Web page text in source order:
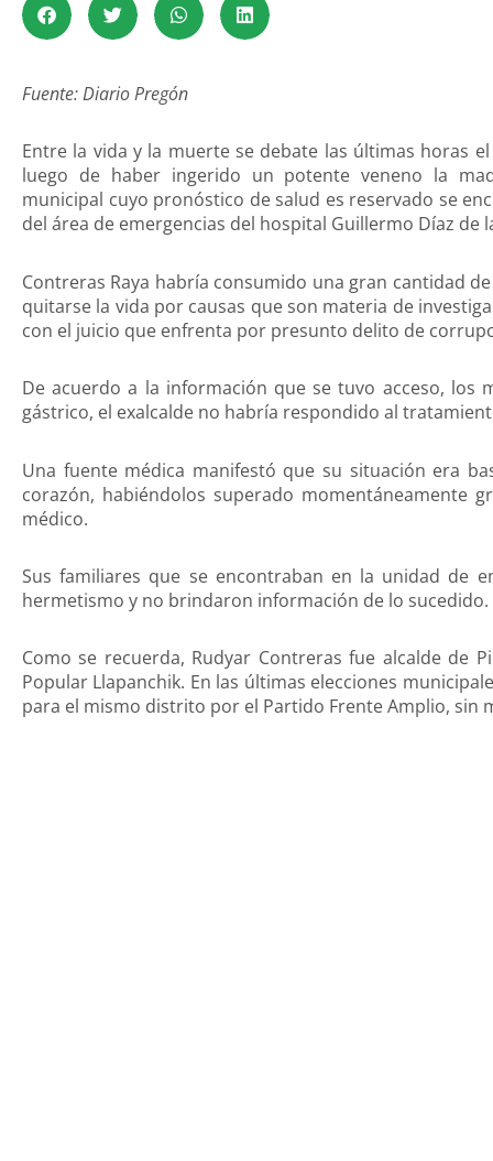
Fuente: Diario Pregón
Entre la vida y la muerte se debate las últimas horas
luego de haber ingerido un potente veneno la
municipal cuyo pronóstico de salud es reservado se
del área de emergencias del hospital Guillermo Díaz de
Contreras Raya habría consumido una gran cantidad
quitarse la vida por causas que son materia de
con el juicio que enfrenta por presunto delito de
De acuerdo a la información que se tuvo acceso, los
gástrico, el exalcalde no habría respondido al
Una fuente médica manifestó que su situación era
corazón, habiéndolos superado momentáneamente
médico.
Sus familiares que se encontraban en la unidad de
hermetismo y no brindaron información de lo sucedido.
Como se recuerda, Rudyar Contreras fue alcalde de
Popular Llapanchik. En las últimas elecciones
para el mismo distrito por el Partido Frente Amplio, sin